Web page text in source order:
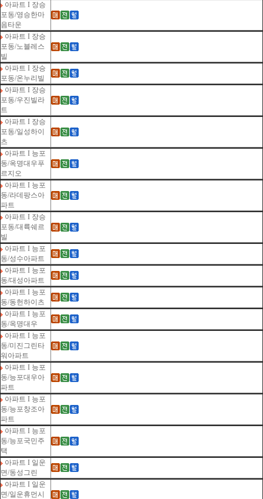
아파트 I 장승
포동/영승한마
음타운
아파트 I 장승
포동/노블레스
빌
아파트 I 장승
포동/온누리빌
아파트 I 장승
포동/우진빌라
트
아파트 I 장승
포동/일성하이
츠
아파트 I 능포
동/옥명대우푸
르지오
아파트 I 능포
동/라데팡스아
파트
아파트 I 장승
포동/대륙쉐르
빌
아파트 I 능포
동/성수아파트
아파트 I 능포
동/대성아파트
아파트 I 능포
동/동헌하이츠
아파트 I 능포
동/옥명대우
아파트 I 능포
동/미진그린타
워아파트
아파트 I 능포
동/능포대우아
파트
아파트 I 능포
동/능포창조아
파트
아파트 I 능포
동/능포국민주
택
아파트 I 일운
면/동성그린
아파트 I 일운
면/일운휴먼시